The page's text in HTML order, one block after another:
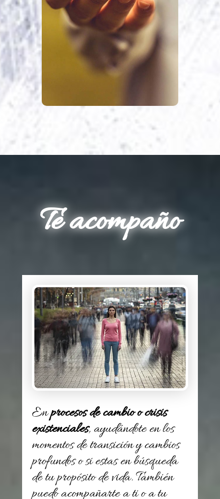
Te acompaño
Enprocesos de cambio o crisis
existenciales, ayudándote en los
momentos de transición y cambios
profundos o si estas en búsqueda
de tu propósito de vida. También
puedo acompañarte a ti o a tu